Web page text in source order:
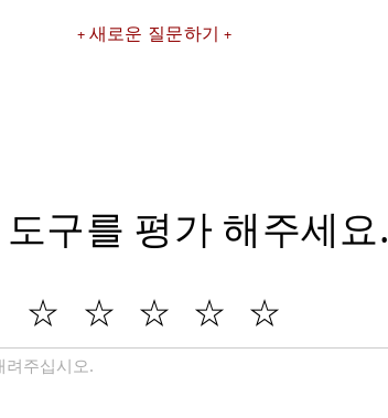
새로운 질문하기
구를 평가 해주세요.